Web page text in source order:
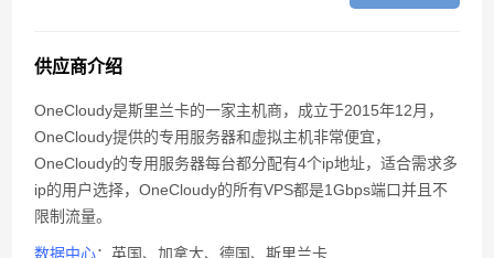
供应商介绍
OneCloudy是斯里兰卡的一家主机商，成立于2015年12月，
OneCloudy提供的专用服务器和虚拟主机非常便宜，
OneCloudy的专用服务器每台都分配有4个ip地址，适合需求多
ip的用户选择，OneCloudy的所有VPS都是1Gbps端口并且不
限制流量。
数据中心：英国、加拿大、德国、斯里兰卡